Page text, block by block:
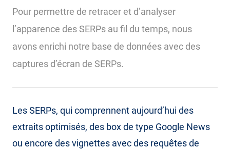
Pour permettre de retracer et d’analyser
l’apparence des SERPs au fil du temps, nous
avons enrichi notre base de données avec des
captures d’écran de SERPs.
Les SERPs, qui comprennent aujourd’hui des
extraits optimisés, des box de type Google News
ou encore des vignettes avec des requêtes de